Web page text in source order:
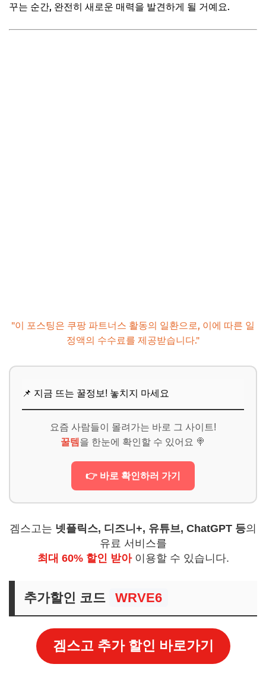
꾸는 순간, 완전히 새로운 매력을 발견하게 될 거예요.
"이 포스팅은 쿠팡 파트너스 활동의 일환으로, 이에 따른 일
정액의 수수료를 제공받습니다."
📌 지금 뜨는 꿀정보! 놓치지 마세요
요즘 사람들이 몰려가는 바로 그 사이트!
꿀템 을 한눈에 확인할 수 있어요 🍭
👉 바로 확인하러 가기
겜스고는 넷플릭스, 디즈니+, 유튜브, ChatGPT 등의
유료 서비스를
최대 60% 할인 받아이용할 수 있습니다.
추가할인 코드 WRVE6
겜스고 추가 할인 바로가기